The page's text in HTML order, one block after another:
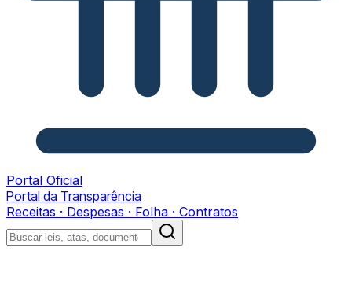
Portal Oficial
Portal da Transparência
Receitas · Despesas · Folha · Contratos